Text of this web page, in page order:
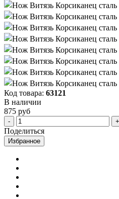
Код товара: 63121
В наличии
875 руб
Поделиться
Избранное